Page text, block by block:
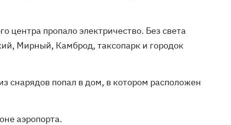
центра пропало электричество. Без света
Мирный, Камброд, таксопарк и городок
снарядов попал в дом, в котором расположен
аэропорта.